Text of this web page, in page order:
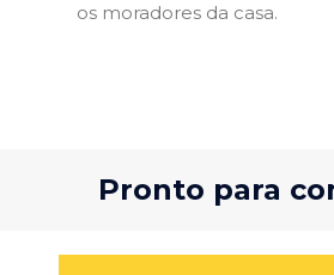
os moradores da casa.
Pronto para